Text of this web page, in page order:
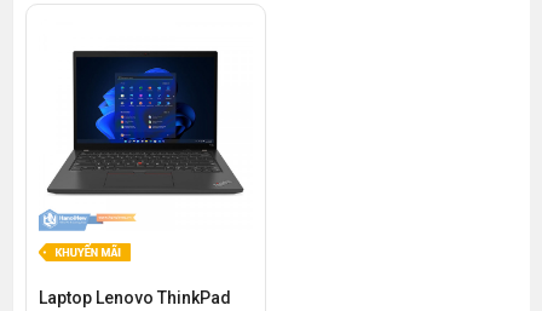
Laptop Lenovo ThinkPad